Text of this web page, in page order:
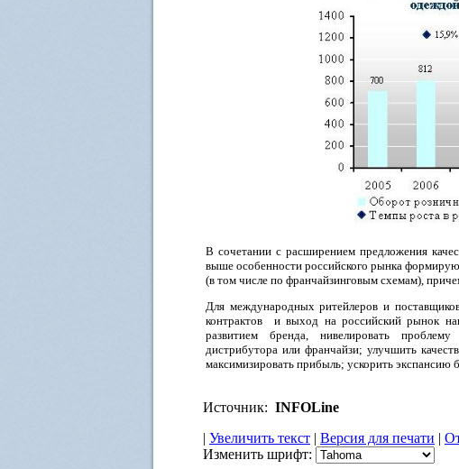
В сочетании с расширением предложения
выше особенности российского рынка
(в том числе по франчайзинговым схемам),
Для международных ритейлеров и
контрактов и выход на российский рынок
развитием бренда, нивелировать
дистрибутора или франчайзи; улучшить
максимизировать прибыль; ускорить экспансию
Источник: INFOLine
| Увеличить текст | Версия для печати |
Изменить шрифт: